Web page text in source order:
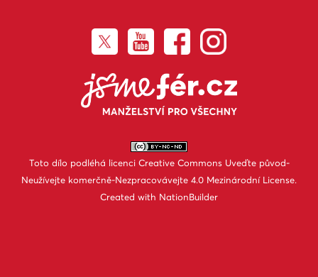
Toto dílo podléhá licenci Creative Commons Uveďte původ-
Neužívejte komerčně-Nezpracovávejte 4.0 Mezinárodní License.
Created with NationBuilder